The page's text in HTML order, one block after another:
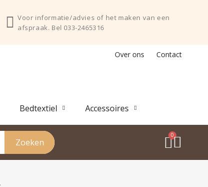
Voor informatie/advies of het maken van een
afspraak. Bel 033-2465316
Over ons Contact
Bedtextiel Accessoires
Zoeken